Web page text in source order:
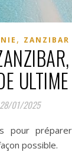
, ZANZIBAR
ULTIME
28/01/2025
possible.